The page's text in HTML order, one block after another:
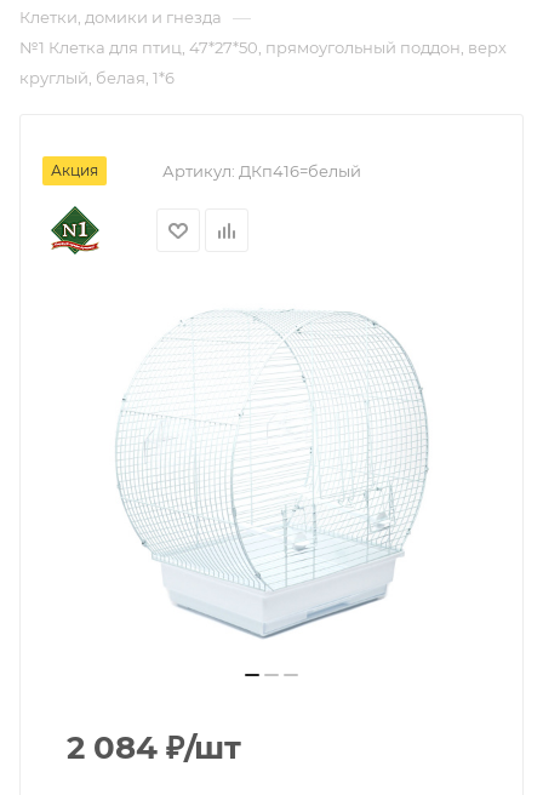
Клетки, домики и гнезда —
№1 Клетка для птиц, 47*27*50, прямоугольный поддон, верх
круглый, белая, 1*6
Акция Артикул: ДКп416=белый
2 084 ₽/шт